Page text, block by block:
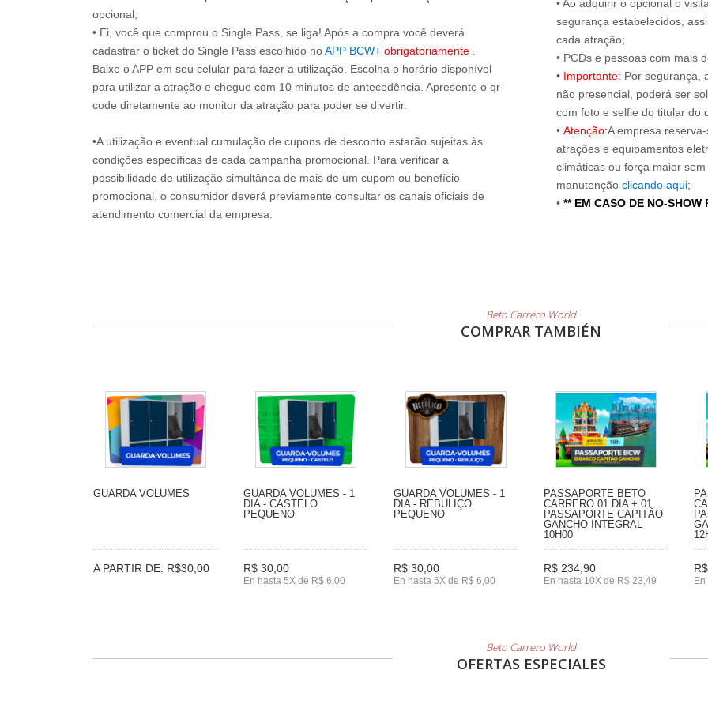
opcional;
• Ei, você que comprou o Single Pass, se liga! Após a compra você deverá
cadastrar o ticket do Single Pass escolhido noAPP BCW+ obrigatoriamente
Baixe o APP em seu celular para fazer a utilização. Escolha o horário disponível
para utilizar a atração e chegue com 10 minutos de antecedência. Apresente o qr-
code diretamente ao monitor da atração para poder se divertir.
•A utilização e eventual cumulação de cupons de desconto estarão sujeitas às
condições específicas de cada campanha promocional. Para verificar a
possibilidade de utilização simultânea de mais de um cupom ou benefício
promocional, o consumidor deverá previamente consultar os canais oficiais de
atendimento comercial da empresa.
• Ao adquirir o opcional o
segurança estabelecidos,
cada atração;
• PCDs e pessoas com mais
• Importante: Por segurança,
não presencial, poderá ser
com foto e selfie do titular do
• Atenção:A empresa
atrações e equipamentos
climáticas ou força maior
manutenção clicando aqui;
• ** EM CASO DE NO-
Beto Carrero World
COMPRAR TAMBIÉN
GUARDA VOLUMES
A PARTIR DE: R$30,00
GUARDA VOLUMES - 1
DIA - CASTELO
PEQUENO
R$ 30,00
En hasta 5X de R$ 6,00
GUARDA VOLUMES - 1
DIA - REBULIÇO
PEQUENO
R$ 30,00
En hasta 5X de R$ 6,00
PASSAPORTE BETO
CARRERO 01 DIA + 01
PASSAPORTE CAPITÃO
GANCHO INTEGRAL
10H00
R$ 234,90
En hasta 10X de R$ 23,49
Beto Carrero World
OFERTAS ESPECIALES